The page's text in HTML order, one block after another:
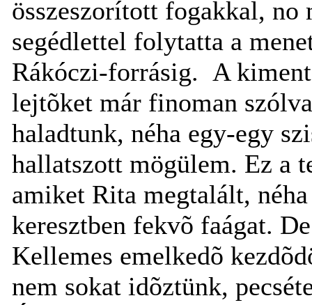
összeszorított fogakkal,
segédlettel folytatta a
Rákóczi-forrásig. A
lejtõket már finoman
haladtunk, néha egy-egy
hallatszott mögülem. Ez a
amiket Rita megtalált,
keresztben fekvõ faágat.
Kellemes emelkedõ
nem sokat idõztünk,